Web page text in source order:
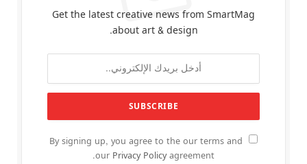
Get the latest creative news from SmartMag
about art & design.
By signing up, you agree to the our terms and
our Privacy Policyagreement.